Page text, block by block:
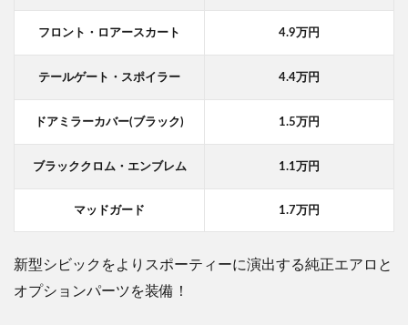
フロント・ロアースカート 4.9万円
テールゲート・スポイラー 4.4万円
ドアミラーカバー(ブラック) 1.5万円
ブラッククロム・エンブレム 1.1万円
マッドガード 1.7万円
新型シビックをよりスポーティーに演出する純正エアロと
オプションパーツを装備！